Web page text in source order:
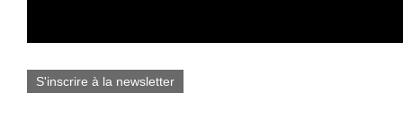
S'inscrire à la newsletter